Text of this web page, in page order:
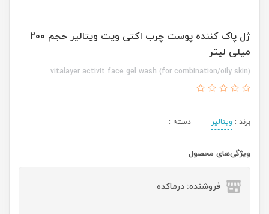
ژل پاک کننده پوست چرب اکتی ویت ویتالیر حجم 200
میلی لیتر
vitalayer activit face gel wash (for combination/oily skin)
برند : ویتالیر دسته :
ویژگی‌های محصول
فروشنده: درماکده